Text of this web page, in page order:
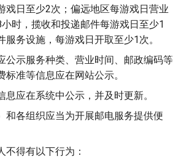
戏日至少2次；偏远地区每游戏日营业
时，揽收和投递邮件每游戏日至少1
服务设施，每游戏日开取至少1次。
公示服务种类、营业时间、邮政编码等
标准等信息应在网站公示。
息应在系统中公示，并及时更新。
和各组织应当为开展邮电服务提供便
不得有以下行为：